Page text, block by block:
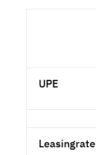
UPE
Leasingrate